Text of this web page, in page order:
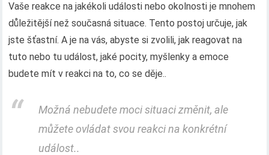
Vaše reakce na jakékoli události nebo okolnosti je mnohem
důležitější než současná situace. Tento postoj určuje, jak
jste šťastní. A je na vás, abyste si zvolili, jak reagovat na
tuto nebo tu událost, jaké pocity, myšlenky a emoce
budete mít v reakci na to, co se děje..
Možná nebudete moci situaci změnit, ale
můžete ovládat svou reakci na konkrétní
událost..